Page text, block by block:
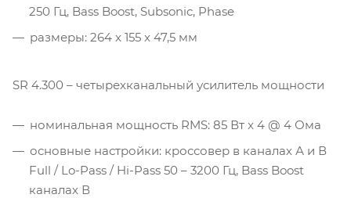
250 Гц, Bass Boost, Subsonic, Phase
размеры: 264 x 155 x 47,5 мм
SR 4.300 – четырехканальный усилитель мощности
номинальная мощность RMS: 85 Вт x 4 @ 4 Ома
основные настройки: кроссовер в каналах А и В
Full / Lo-Pass / Hi-Pass 50 – 3200 Гц, Bass Boost
каналах В